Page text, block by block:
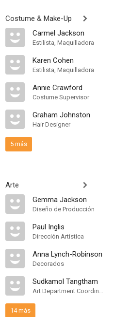
Costume & Make-Up
Carmel Jackson
Estilista, Maquilladora
Karen Cohen
Estilista, Maquilladora
Annie Crawford
Costume Supervisor
Graham Johnston
Hair Designer
5 más
Arte
Gemma Jackson
Diseño de Producción
Paul Inglis
Dirección Artística
Anna Lynch-Robinson
Decorados
Sudkamol Tangtham
Art Department Coordinator
14 más